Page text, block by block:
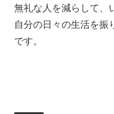
無礼な人を減らして、
自分の日々の生活を振
です。